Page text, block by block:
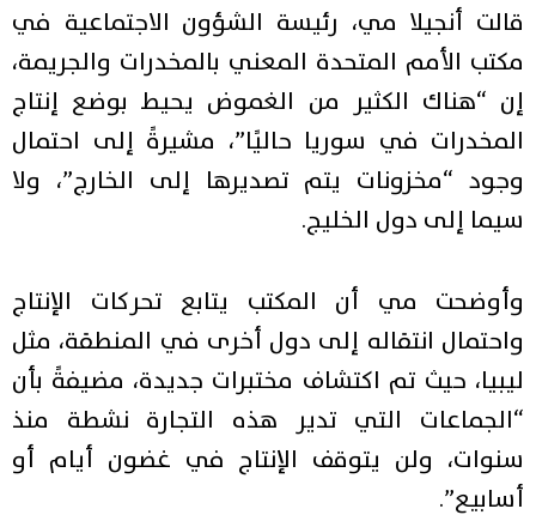
قالت أنجيلا مي، رئيسة الشؤون الاجتماعية في
مكتب الأمم المتحدة المعني بالمخدرات والجريمة،
إن “هناك الكثير من الغموض يحيط بوضع إنتاج
المخدرات في سوريا حاليًا”، مشيرةً إلى احتمال
وجود “مخزونات يتم تصديرها إلى الخارج”، ولا
سيما إلى دول الخليج.
وأوضحت مي أن المكتب يتابع تحركات الإنتاج
واحتمال انتقاله إلى دول أخرى في المنطقة، مثل
ليبيا، حيث تم اكتشاف مختبرات جديدة، مضيفةً بأن
“الجماعات التي تدير هذه التجارة نشطة منذ
سنوات، ولن يتوقف الإنتاج في غضون أيام أو
أسابيع”.